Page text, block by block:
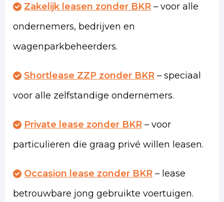
Zakelijk leasen zonder BKR – voor alle
ondernemers, bedrijven en
wagenparkbeheerders.
Shortlease ZZP zonder BKR – speciaal
voor alle zelfstandige ondernemers.
Private lease zonder BKR – voor
particulieren die graag privé willen leasen.
Occasion lease zonder BKR – lease
betrouwbare jong gebruikte voertuigen.